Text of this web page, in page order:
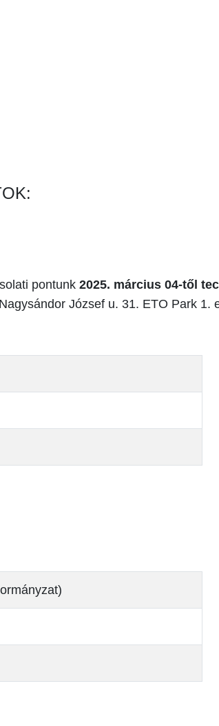
pontunk 2025. március 04-től
József u. 31. ETO Park 1.